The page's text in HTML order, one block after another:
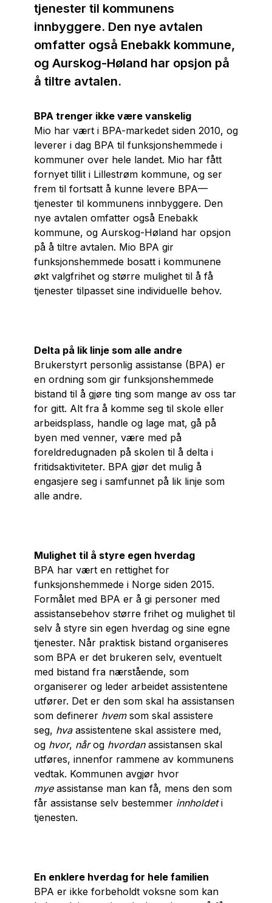
tjenester til kommunens
innbyggere. Den nye avtalen
omfatter også Enebakk kommune,
og Aurskog-Høland har opsjon på
å tiltre avtalen.
BPA trenger ikke være vanskelig
Mio har vært i BPA-markedet siden 2010, og
leverer i dag BPA til funksjonshemmede i
kommuner over hele landet. Mio har fått
fornyet tillit i Lillestrøm kommune, og ser
frem til fortsatt å kunne levere BPA—
tjenester til kommunens innbyggere. Den
nye avtalen omfatter også Enebakk
kommune, og Aurskog-Høland har opsjon
på å tiltre avtalen. Mio BPA gir
funksjonshemmede bosatt i kommunene
økt valgfrihet og større mulighet til å få
tjenester tilpasset sine individuelle behov.
Delta på lik linje som alle andre
Brukerstyrt personlig assistanse (BPA) er
en ordning som gir funksjonshemmede
bistand til å gjøre ting som mange av oss tar
for gitt. Alt fra å komme seg til skole eller
arbeidsplass, handle og lage mat, gå på
byen med venner, være med på
foreldredugnaden på skolen til å delta i
fritidsaktiviteter. BPA gjør det mulig å
engasjere seg i samfunnet på lik linje som
alle andre.
Mulighet til å styre egen hverdag
BPA har vært en rettighet for
funksjonshemmede i Norge siden 2015.
Formålet med BPA er å gi personer med
assistansebehov større frihet og mulighet til
selv å styre sin egen hverdag og sine egne
tjenester. Når praktisk bistand organiseres
som BPA er det brukeren selv, eventuelt
med bistand fra nærstående, som
organiserer og leder arbeidet assistentene
utfører. Det er den som skal ha assistansen
som definerer hvemsom skal assistere
seg, hvaassistentene skal assistere med,
og hvor, nårog hvordanassistansen skal
utføres, innenfor rammene av kommunens
vedtak. Kommunen avgjør hvor
myeassistanse man kan få, mens den som
får assistanse selv bestemmer innholdeti
tjenesten.
En enklere hverdag for hele familien
BPA er ikke forbeholdt voksne som kan